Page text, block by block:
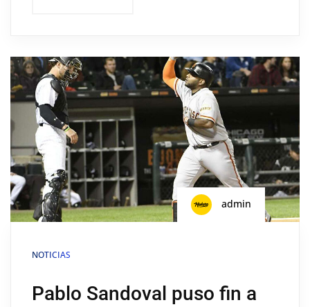
admin
NOTICIAS
Pablo Sandoval puso fin a